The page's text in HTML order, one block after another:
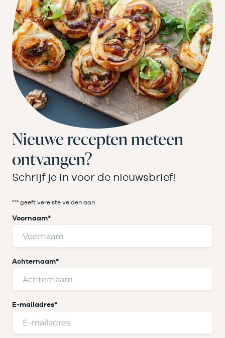
Nieuwe recepten meteen
ontvangen?
Schrijf je in voor de nieuwsbrief!
"*" geeft vereiste velden aan
Voornaam*
Achternaam*
E-mailadres*